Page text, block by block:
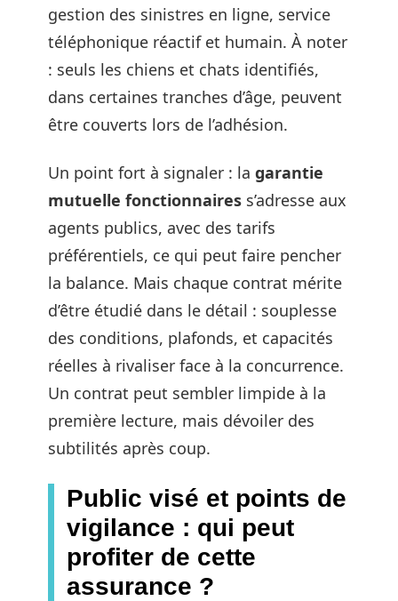
gestion des sinistres en ligne, service
téléphonique réactif et humain. À noter
: seuls les chiens et chats identifiés,
dans certaines tranches d’âge, peuvent
être couverts lors de l’adhésion.
Un point fort à signaler : la garantie
mutuelle fonctionnaires s’adresse aux
agents publics, avec des tarifs
préférentiels, ce qui peut faire pencher
la balance. Mais chaque contrat mérite
d’être étudié dans le détail : souplesse
des conditions, plafonds, et capacités
réelles à rivaliser face à la concurrence.
Un contrat peut sembler limpide à la
première lecture, mais dévoiler des
subtilités après coup.
Public visé et points de
vigilance : qui peut
profiter de cette
assurance ?